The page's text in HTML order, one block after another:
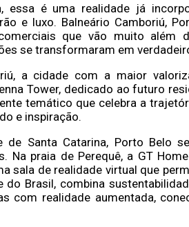
essa é uma realidade já
e luxo. Balneário Camboriú,
que vão muito
se transformaram em
a cidade com a maior
Tower, dedicado ao futuro
temático que celebra a
e inspiração.
Santa Catarina, Porto Belo
Na praia de Perequê, a GT
sala de realidade virtual que
do Brasil, combina
com realidade aumentada,